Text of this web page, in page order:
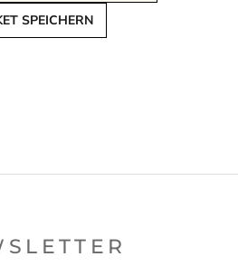
SPEICHERN